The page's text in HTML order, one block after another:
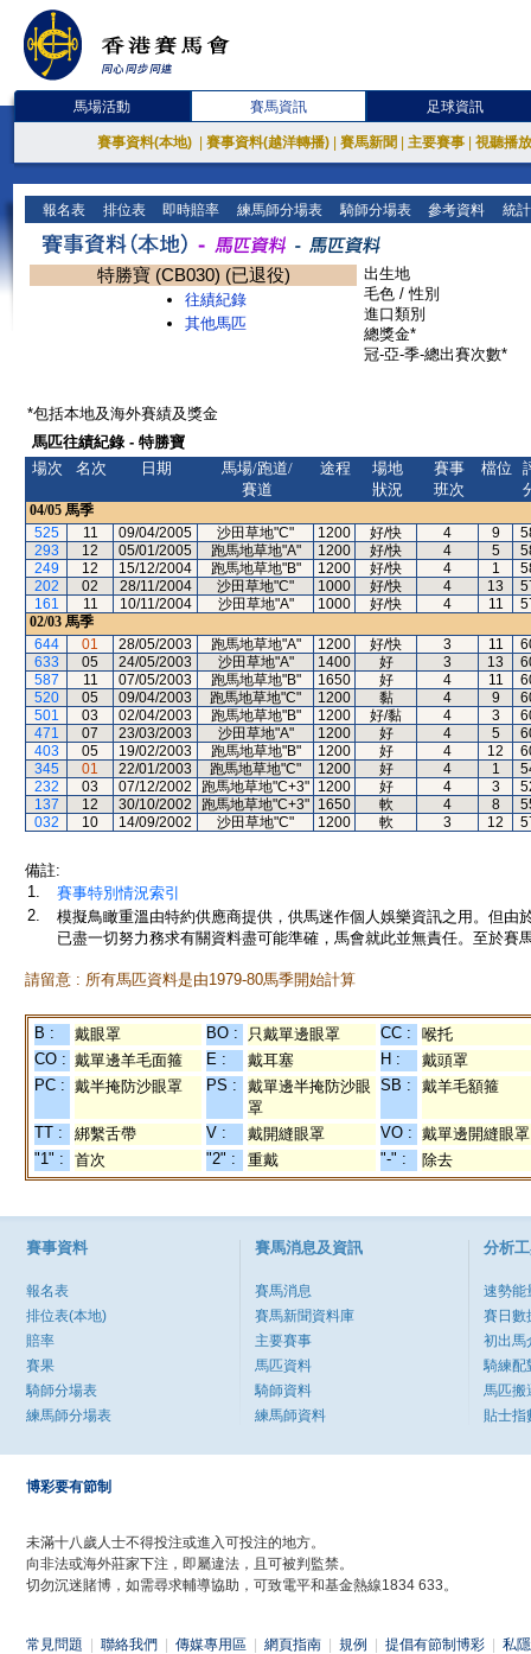
馬場活動 賽馬資訊 足球資訊
賽事資料(本地) 賽事資料(越洋轉播) 賽馬新聞 主要賽事 視聽播
報名表 排位表 即時賠率 練馬師分場表 騎師分場表 參考資料 統
特勝寶 (CB030) (已退役)
往績紀錄
其他馬匹
出生地
毛色 / 性別
進口類別
總獎金*
冠-亞-季-總出賽次數*
*包括本地及海外賽績及獎金
馬匹往績紀錄 - 特勝寶
場次
名次 日期
馬場/跑道/
賽道
途程
場地
狀況
賽事
班次
檔位
04/05 馬季
525
11 09/04/2005 沙田草地"C" 1200 好/快 4 9
293
12 05/01/2005 跑馬地草地"A" 1200 好/快 4 5
249
12 15/12/2004 跑馬地草地"B" 1200 好/快 4 1
202
02 28/11/2004 沙田草地"C" 1000 好/快 4 13
161
11 10/11/2004 沙田草地"A" 1000 好/快 4 11
02/03 馬季
644
01 28/05/2003 跑馬地草地"A" 1200 好/快 3 11
633
05 24/05/2003 沙田草地"A" 1400 好 3 13
587
11 07/05/2003 跑馬地草地"B" 1650 好 4 11
520
05 09/04/2003 跑馬地草地"C" 1200 黏 4 9
501
03 02/04/2003 跑馬地草地"B" 1200 好/黏 4 3
471
07 23/03/2003 沙田草地"A" 1200 好 4 5
403
05 19/02/2003 跑馬地草地"B" 1200 好 4 12
345
01 22/01/2003 跑馬地草地"C" 1200 好 4 1
232
03 07/12/2002 跑馬地草地"C+3" 1200 好 4 3
137
12 30/10/2002 跑馬地草地"C+3" 1650 軟 4 8
032
10 14/09/2002 沙田草地"C" 1200 軟 3 12
備註:
1.
賽事特別情況索引
2.
模擬鳥瞰重溫由特約供應商提供，供馬迷作個人娛樂資訊之用。但
已盡一切努力務求有關資料盡可能準確，馬會就此並無責任。至於賽
請留意 : 所有馬匹資料是由1979-80馬季開始計算
B : 戴眼罩 BO : 只戴單邊眼罩 CC :
喉托
CO : 戴單邊羊毛面箍 E : 戴耳塞 H :
戴頭罩
PC : 戴半掩防沙眼罩 PS :
戴單邊半掩防沙眼
罩
SB : 戴羊毛額箍
TT : 綁繫舌帶 V : 戴開縫眼罩 VO : 戴單邊開縫眼罩
"1" :
首次 "2" : 重戴 "-" : 除去
賽事資料
報名表
排位表(本地)
賠率
賽果
騎師分場表
練馬師分場表
賽馬消息及資訊
賽馬消息
賽馬新聞資料庫
主要賽事
馬匹資料
騎師資料
練馬師資料
分析
速勢能
賽日數
初出馬
騎練配
馬匹搬
貼士指
博彩要有節制
未滿十八歲人士不得投注或進入可投注的地方。
向非法或海外莊家下注，即屬違法，且可被判監禁。
切勿沉迷賭博，如需尋求輔導協助，可致電平和基金熱線1834 633。
常見問題 聯絡我們 傳媒專用區 網頁指南 規例 提倡有節制博彩 私